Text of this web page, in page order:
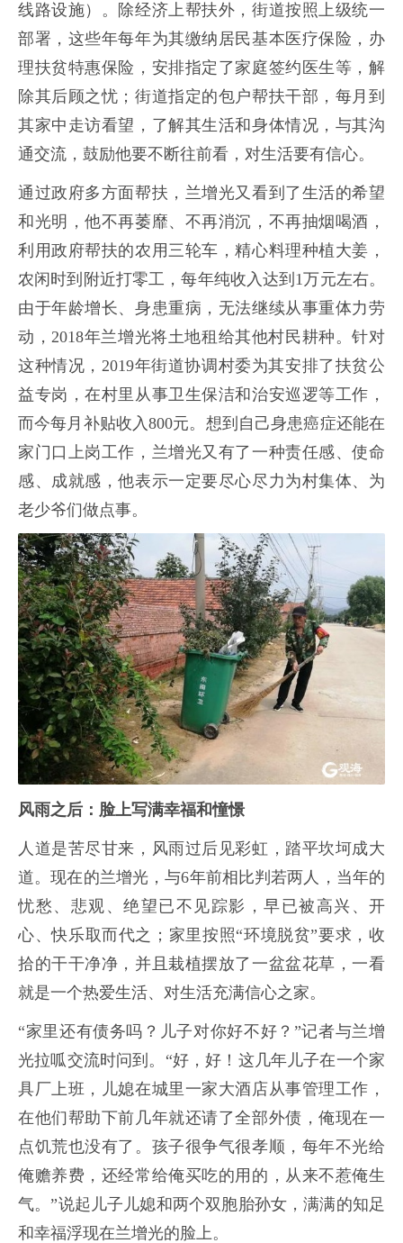
线路设施）。除经济上帮扶外，街道按照上级统一
部署，这些年每年为其缴纳居民基本医疗保险，办
理扶贫特惠保险，安排指定了家庭签约医生等，解
除其后顾之忧；街道指定的包户帮扶干部，每月到
其家中走访看望，了解其生活和身体情况，与其沟
通交流，鼓励他要不断往前看，对生活要有信心。
通过政府多方面帮扶，兰增光又看到了生活的希望
和光明，他不再萎靡、不再消沉，不再抽烟喝酒，
利用政府帮扶的农用三轮车，精心料理种植大姜，
农闲时到附近打零工，每年纯收入达到1万元左右。
由于年龄增长、身患重病，无法继续从事重体力劳
动，2018年兰增光将土地租给其他村民耕种。针对
这种情况，2019年街道协调村委为其安排了扶贫公
益专岗，在村里从事卫生保洁和治安巡逻等工作，
而今每月补贴收入800元。想到自己身患癌症还能在
家门口上岗工作，兰增光又有了一种责任感、使命
感、成就感，他表示一定要尽心尽力为村集体、为
老少爷们做点事。
风雨之后：脸上写满幸福和憧憬
人道是苦尽甘来，风雨过后见彩虹，踏平坎坷成大
道。现在的兰增光，与6年前相比判若两人，当年的
忧愁、悲观、绝望已不见踪影，早已被高兴、开
心、快乐取而代之；家里按照“环境脱贫”要求，收
拾的干干净净，并且栽植摆放了一盆盆花草，一看
就是一个热爱生活、对生活充满信心之家。
“家里还有债务吗？儿子对你好不好？”记者与兰增
光拉呱交流时问到。 “好，好！这几年儿子在一个家
具厂上班，儿媳在城里一家大酒店从事管理工作，
在他们帮助下前几年就还请了全部外债，俺现在一
点饥荒也没有了。孩子很争气很孝顺，每年不光给
俺赡养费，还经常给俺买吃的用的，从来不惹俺生
气。”说起儿子儿媳和两个双胞胎孙女，满满的知足
和幸福浮现在兰增光的脸上。